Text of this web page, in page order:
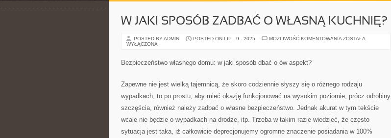
W JAKI SPOSÓB ZADBAĆ O WŁASNĄ KUCHNIĘ?
POSTED BY ADMIN POSTED ON LIP - 9 - 2025 MOŻLIWOŚĆ KOMENTOWANIA W
ZOSTAŁA
WYŁĄCZONA
Bezpieczeństwo własnego domu: w jaki sposób dbać o ów aspekt?
Zapewne nie jest wielką tajemnicą, że skoro codziennie słyszy się o różnego rodzaju
wypadkach, to po prostu, aby mieć okazję funkcjonować na wysokim poziomie, prócz odrobiny
szczęścia, również należy zadbać o własne bezpieczeństwo. Jednak akurat w tym tekście
wcale nie będzie o wypadkach na drodze, itp. Trzeba w takim razie wiedzieć, że często
sytuacja jest taka, iż całkowicie deprecjonujemy ogromne znaczenie posiadania w 100%